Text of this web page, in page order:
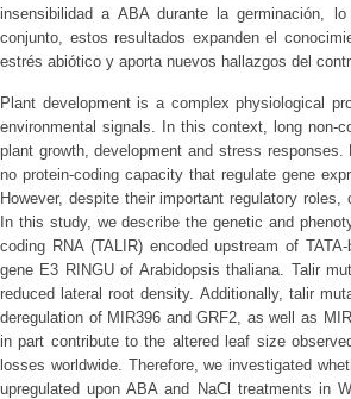
insensibilidad a ABA durante la germinación,
conjunto, estos resultados expanden el
estrés abiótico y aporta nuevos hallazgos del
Plant development is a complex physiological
environmental signals. In this context, long non-
plant growth, development and stress
no protein-coding capacity that regulate gene
However, despite their important regulatory
In this study, we describe the genetic and
coding RNA (TALIR) encoded upstream of
gene E3 RINGU of Arabidopsis thaliana. Talir
reduced lateral root density. Additionally, talir
deregulation of MIR396 and GRF2, as well as
in part contribute to the altered leaf size
losses worldwide. Therefore, we investigated
upregulated upon ABA and NaCl treatments in